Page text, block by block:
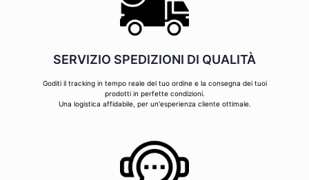
SERVIZIO SPEDIZIONI DI QUALITÀ
Goditi il tracking in tempo reale del tuo ordine e la consegna dei tuoi
prodotti in perfette condizioni.
Una logistica affidabile, per un'esperienza cliente ottimale.